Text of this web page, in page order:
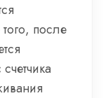
после